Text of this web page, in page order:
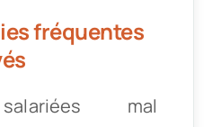
fréquentes
mal